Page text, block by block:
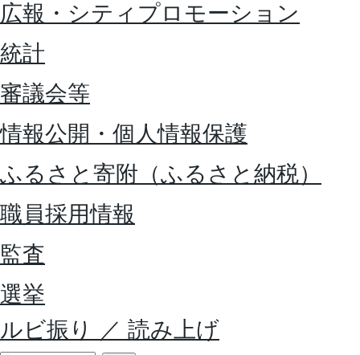
広報・シティプロモーション
統計
審議会等
情報公開・個人情報保護
ふるさと寄附（ふるさと納税）
職員採用情報
監査
選挙
ルビ振り
／ 読み上げ